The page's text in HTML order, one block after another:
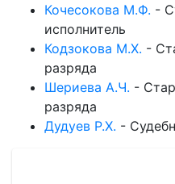
Кочесокова М.Ф. -
исполнитель
Кодзокова М.Х. -
разряда
Шериева А.Ч. -
разряда
Дудуев Р.Х. -